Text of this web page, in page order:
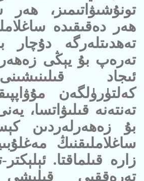
تونۇشىۋاتىمىز،
ھەر دەقىقىدە
تەھدىتلەرگە دۇچار
تەرەپ بۇ يېڭى
ئىجاد
كەلتۈرۈلگەن
تەنتەنە قىلىۋاتسا،
بۇ زەھەرلەردىن
ساغلاملىقنىڭ
زارە قىلماقتا.
تەرەققىي